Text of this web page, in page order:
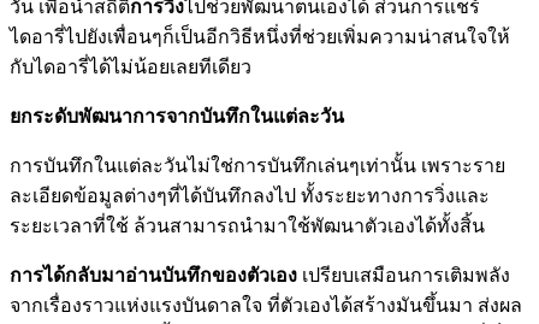
วัน เพื่อนำสถิติการวิ่งไปช่วยพัฒนาตนเองได้ ส่วนการแชร์
ไดอารี่ไปยังเพื่อนๆก็เป็นอีกวิธีหนึ่งที่ช่วยเพิ่มความน่าสนใจให้
กับไดอารี่ได้ไม่น้อยเลยทีเดียว
ยกระดับพัฒนาการจากบันทึกในแต่ละวัน
การบันทึกในแต่ละวันไม่ใช่การบันทึกเล่นๆเท่านั้น เพราะราย
ละเอียดข้อมูลต่างๆที่ได้บันทึกลงไป ทั้งระยะทางการวิ่งและ
ระยะเวลาที่ใช้ ล้วนสามารถนำมาใช้พัฒนาตัวเองได้ทั้งสิ้น
การได้กลับมาอ่านบันทึกของตัวเอง เปรียบเสมือนการเติมพลัง
จากเรื่องราวแห่งแรงบันดาลใจ ที่ตัวเองได้สร้างมันขึ้นมา ส่งผล